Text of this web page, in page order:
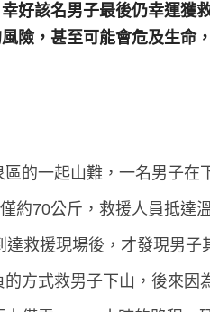
好該名男子最後仍幸運獲
險，甚至可能會危及生命
的一起山難，一名男子在
約70公斤，救援人員抵達
救援現場後，才發現男子
方式救男子下山，後來因